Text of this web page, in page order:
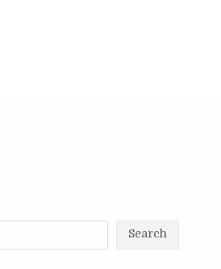
Search